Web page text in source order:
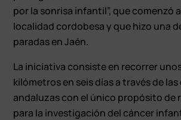
por la sonrisa infantil”, que comenzó
localidad cordobesa y que hizo una
paradas en Jaén.
La iniciativa consiste en recorrer
kilómetros en seis días a través de
andaluzas con el único propósito de
para la investigación del cáncer